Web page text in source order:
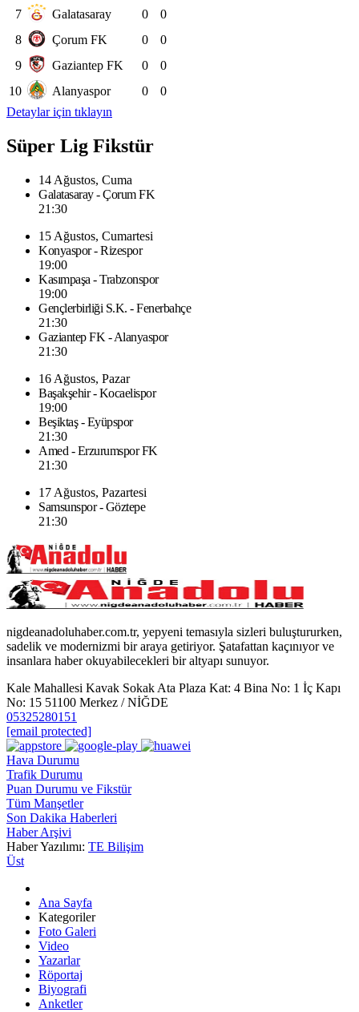
7
Galatasaray 0
0
8
Çorum FK 0
0
9
Gaziantep FK 0
0
10
Alanyaspor 0
0
Detaylar için tıklayın
Süper Lig Fikstür
14 Ağustos, Cuma
Galatasaray - Çorum FK
21:30
15 Ağustos, Cumartesi
Konyaspor - Rizespor
19:00
Kasımpaşa - Trabzonspor
19:00
Gençlerbirliği S.K. - Fenerbahçe
21:30
Gaziantep FK - Alanyaspor
21:30
16 Ağustos, Pazar
Başakşehir - Kocaelispor
19:00
Beşiktaş - Eyüpspor
21:30
Amed - Erzurumspor FK
21:30
17 Ağustos, Pazartesi
Samsunspor - Göztepe
21:30
nigdeanadoluhaber.com.tr, yepyeni temasıyla sizleri buluştururken,
sadelik ve modernizmi bir araya getiriyor. Şatafattan kaçınıyor ve
insanlara haber okuyabilecekleri bir altyapı sunuyor.
Kale Mahallesi Kavak Sokak Ata Plaza Kat: 4 Bina No: 1 İç Kapı
No: 15 51100 Merkez / NİĞDE
05325280151
[email protected]
Hava Durumu
Trafik Durumu
Puan Durumu ve Fikstür
Tüm Manşetler
Son Dakika Haberleri
Haber Arşivi
Haber Yazılımı: TE Bilişim
Üst
Ana Sayfa
Kategoriler
Foto Galeri
Video
Yazarlar
Röportaj
Biyografi
Anketler